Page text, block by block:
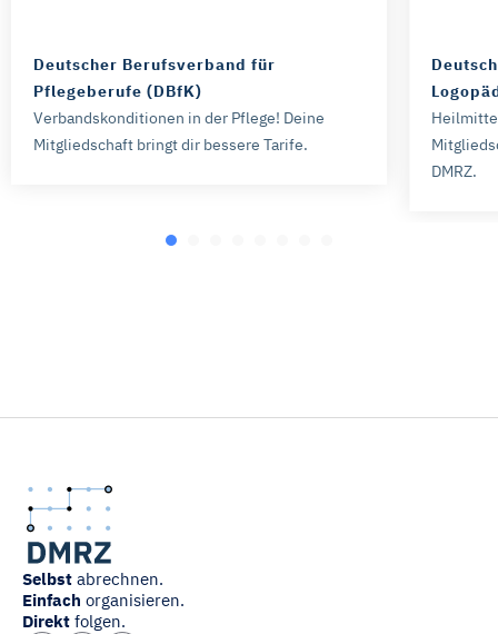
Deutscher Berufsverband für
Pflegeberufe (DBfK)
Verbandskonditionen in der Pflege! Deine
Mitgliedschaft bringt dir bessere Tarife.
DMRZ.
Selbst abrechnen.
Einfach organisieren.
Direkt folgen.